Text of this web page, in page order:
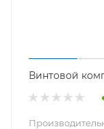
Винтовой